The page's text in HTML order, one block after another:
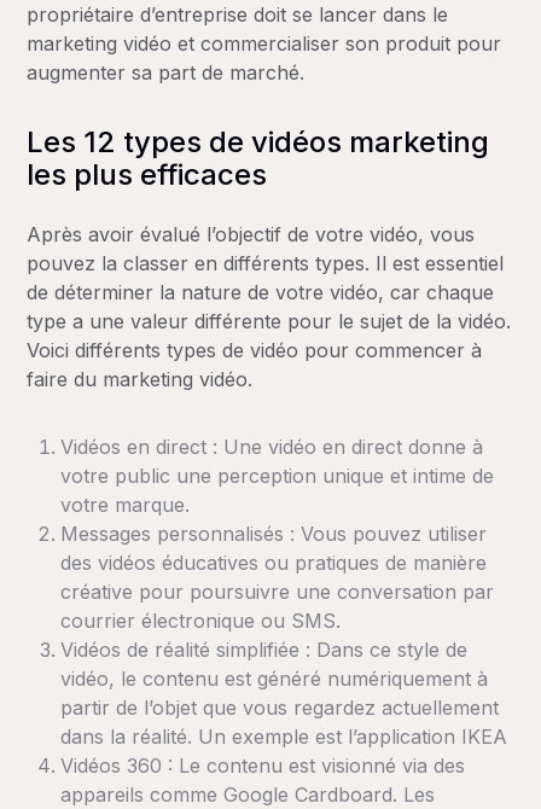
propriétaire d’entreprise doit se lancer dans le
marketing vidéo et commercialiser son produit pour
augmenter sa part de marché.
Les 12 types de vidéos marketing
les plus efficaces
Après avoir évalué l’objectif de votre vidéo, vous
pouvez la classer en différents types. Il est essentiel
de déterminer la nature de votre vidéo, car chaque
type a une valeur différente pour le sujet de la vidéo.
Voici différents types de vidéo pour commencer à
faire du marketing vidéo.
Vidéos en direct : Une vidéo en direct donne à
votre public une perception unique et intime de
votre marque.
Messages personnalisés : Vous pouvez utiliser
des vidéos éducatives ou pratiques de manière
créative pour poursuivre une conversation par
courrier électronique ou SMS.
Vidéos de réalité simplifiée : Dans ce style de
vidéo, le contenu est généré numériquement à
partir de l’objet que vous regardez actuellement
dans la réalité. Un exemple est l’application IKEA
Vidéos 360 : Le contenu est visionné via des
appareils comme Google Cardboard. Les